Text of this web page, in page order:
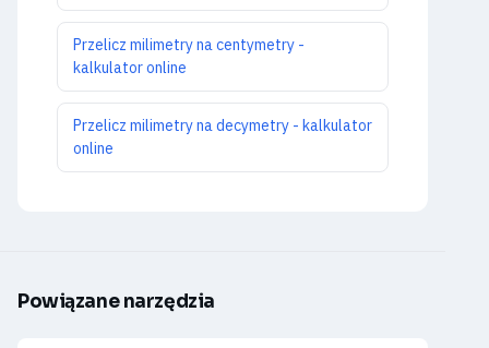
Przelicz milimetry na centymetry -
kalkulator online
Przelicz milimetry na decymetry - kalkulator
online
Powiązane narzędzia